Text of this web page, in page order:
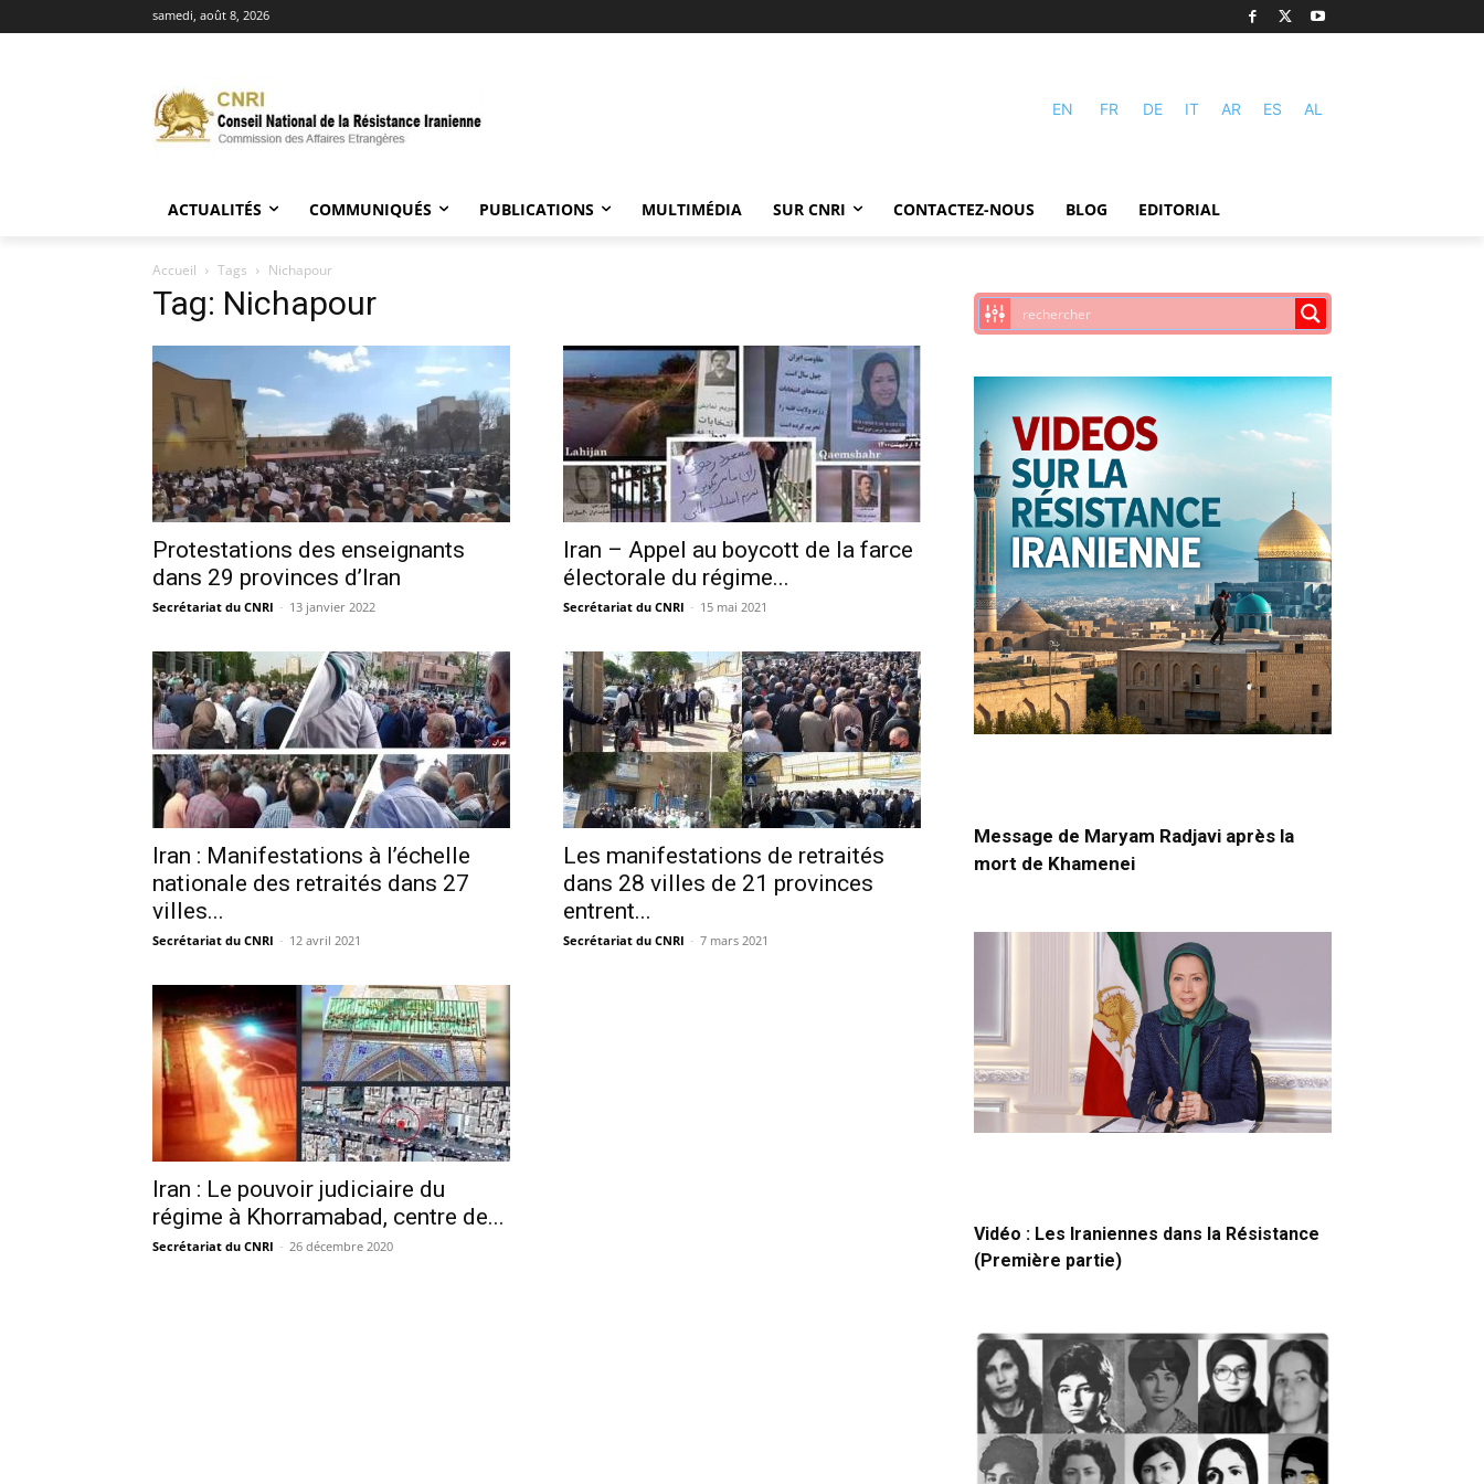
samedi, août 8, 2026
EN FR DE IT AR ES AL
ACTUALITÉS COMMUNIQUÉS PUBLICATIONS MULTIMÉDIA SUR CNRI CONTACTEZ-NOUS BLOG EDITORIAL
Accueil Tags Nichapour
Tag: Nichapour
Protestations des enseignants
dans 29 provinces d’Iran
Secrétariat du CNRI - 13 janvier 2022
Iran – Appel au boycott de la farce
électorale du régime...
Secrétariat du CNRI - 15 mai 2021
Iran : Manifestations à l’échelle
nationale des retraités dans 27
villes...
Secrétariat du CNRI - 12 avril 2021
Les manifestations de retraités
dans 28 villes de 21 provinces
entrent...
Secrétariat du CNRI - 7 mars 2021
Iran : Le pouvoir judiciaire du
régime à Khorramabad, centre de...
Secrétariat du CNRI - 26 décembre 2020
Message de Maryam Radjavi après la
mort de Khamenei
Vidéo : Les Iraniennes dans la Résistance
(Première partie)